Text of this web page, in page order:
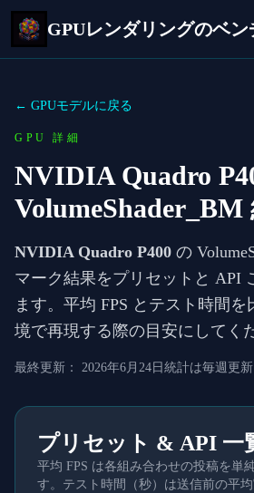
GPUレンダリングのベン
← GPUモデルに戻る
GPU 詳細
NVIDIA Quadro
VolumeShader_BM
NVIDIA Quadro P400 の
マーク結果をプリセットと API
ます。平均 FPS とテスト時間
境で再現する際の目安にしてく
最終更新： 2026年6月24日 統計は毎週更新
プリセット & API 一
平均 FPS は各組み合わせの投稿を単
す。テスト時間（秒）は送信前の平